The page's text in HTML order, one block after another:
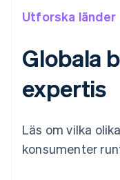
Utforska länder
Globala
expertis
Läs om vilka
konsumenter
English
NederlandsFrançais